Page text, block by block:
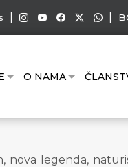
O NAMA
nova legenda,